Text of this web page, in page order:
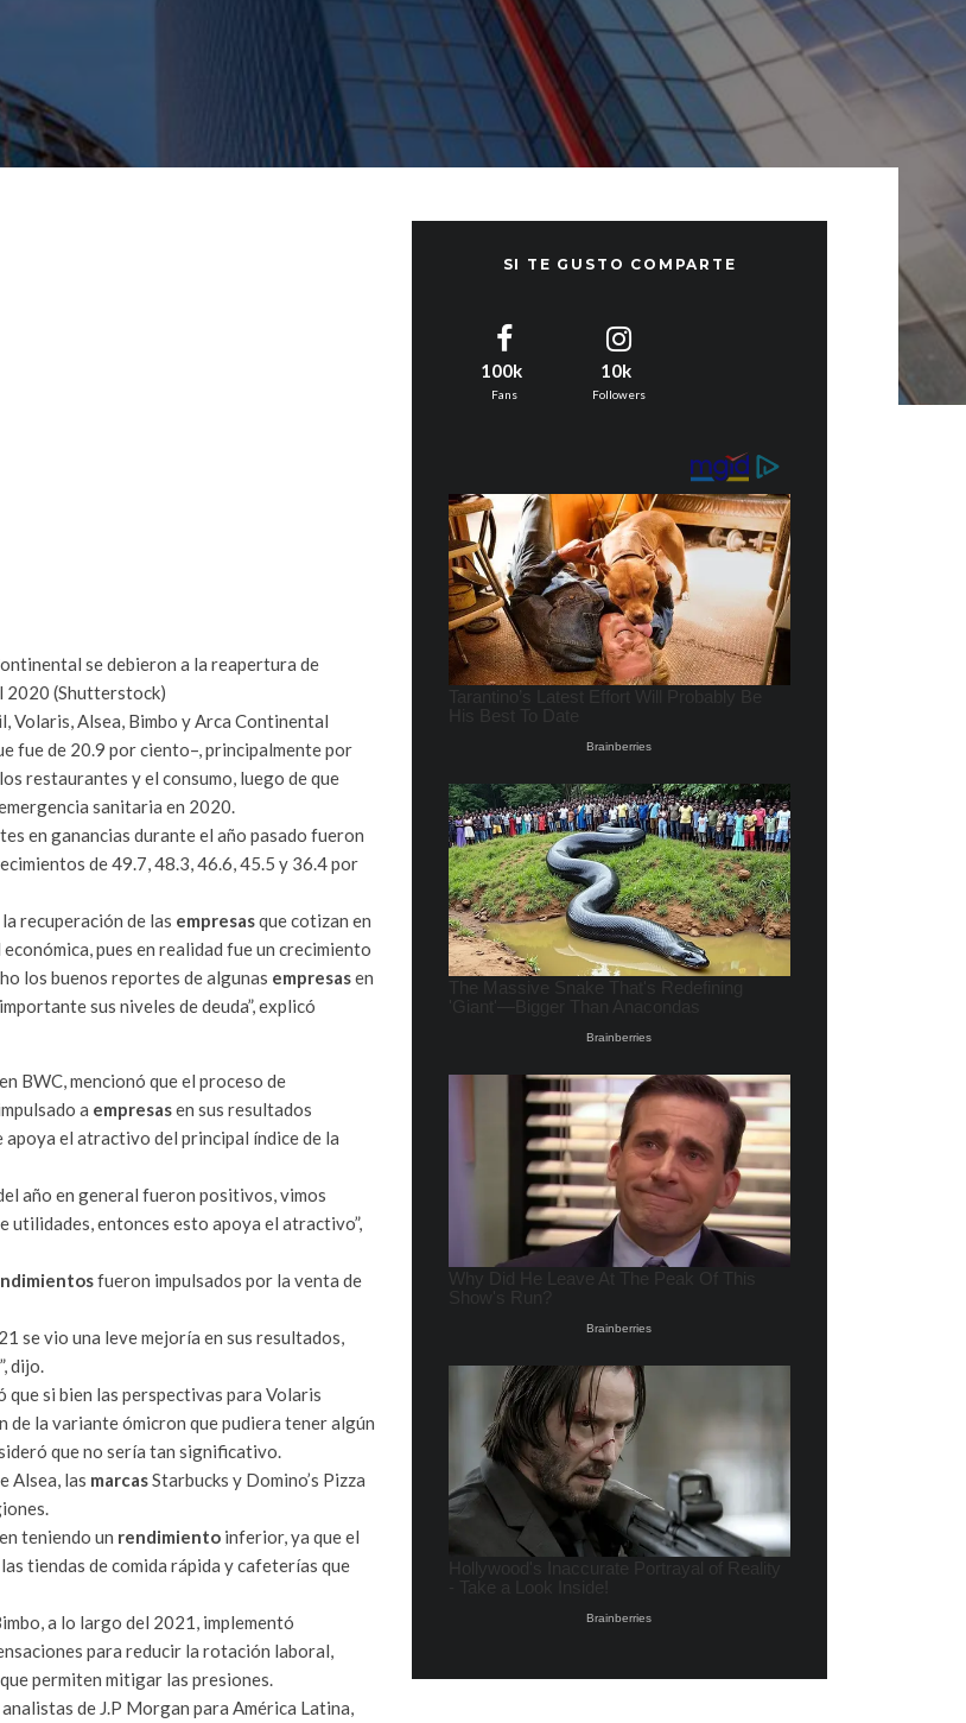
se debieron a la reapertura de
2020 (Shutterstock)
Volaris, Alsea, Bimbo y Arca Continental
fue de 20.9 por ciento–, principalmente por
restaurantes y el consumo, luego de que
sanitaria en 2020.
en ganancias durante el año pasado fueron
de 49.7, 48.3, 46.6, 45.5 y 36.4 por
recuperación de las empresasque cotizan en
pues en realidad fue un crecimiento
los buenos reportes de algunas empresasen
sus niveles de deuda”, explicó
BWC, mencionó que el proceso de
a empresasen sus resultados
el atractivo del principal índice de la
año en general fueron positivos, vimos
utilidades, entonces esto apoya el atractivo”,
fueron impulsados por la venta de
se vio una leve mejoría en sus resultados,
dijo.
si bien las perspectivas para Volaris
la variante ómicron que pudiera tener algún
que no sería tan significativo.
Alsea, las marcasStarbucks y Domino’s Pizza
teniendo un rendimiento inferior, ya que el
tiendas de comida rápida y cafeterías que
a lo largo del 2021, implementó
para reducir la rotación laboral,
permiten mitigar las presiones.
de J.P Morgan para América Latina,
SI TE GUSTO COMPARTE
100k
Fans
10k
Followers